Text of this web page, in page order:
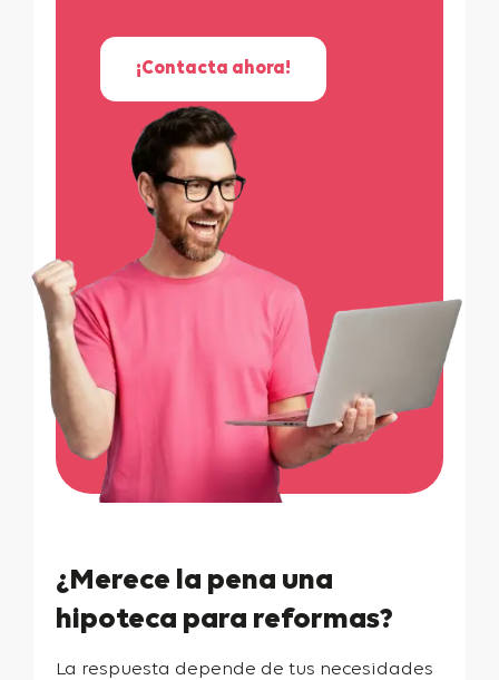
¡Contacta ahora!
¿Merece la pena una
hipoteca para reformas?
La respuesta depende de tus necesidades